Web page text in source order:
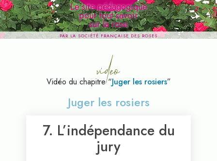
Le site pédagogique
pour tout savoir
sur la rose
PAR LA SOCIÉTÉ FRANÇAISE DES ROSES
video
Vidéo du chapitre “Juger les rosiers”
Juger les rosiers
7. L’indépendance du
jury